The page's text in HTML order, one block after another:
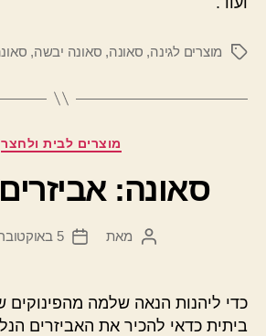
תגיותמוצרים לגינה, סאונה, סאונה יבשה,
קטגוריות
מוצרים לבית ולחצר
סאונה: אביזרים
המחבר
מאת
תאריך
5 באוקטובר 2012
כדי ליהנות הנאה שלמה מהפינוקים
ביתית כדאי להכיר את האביזרים